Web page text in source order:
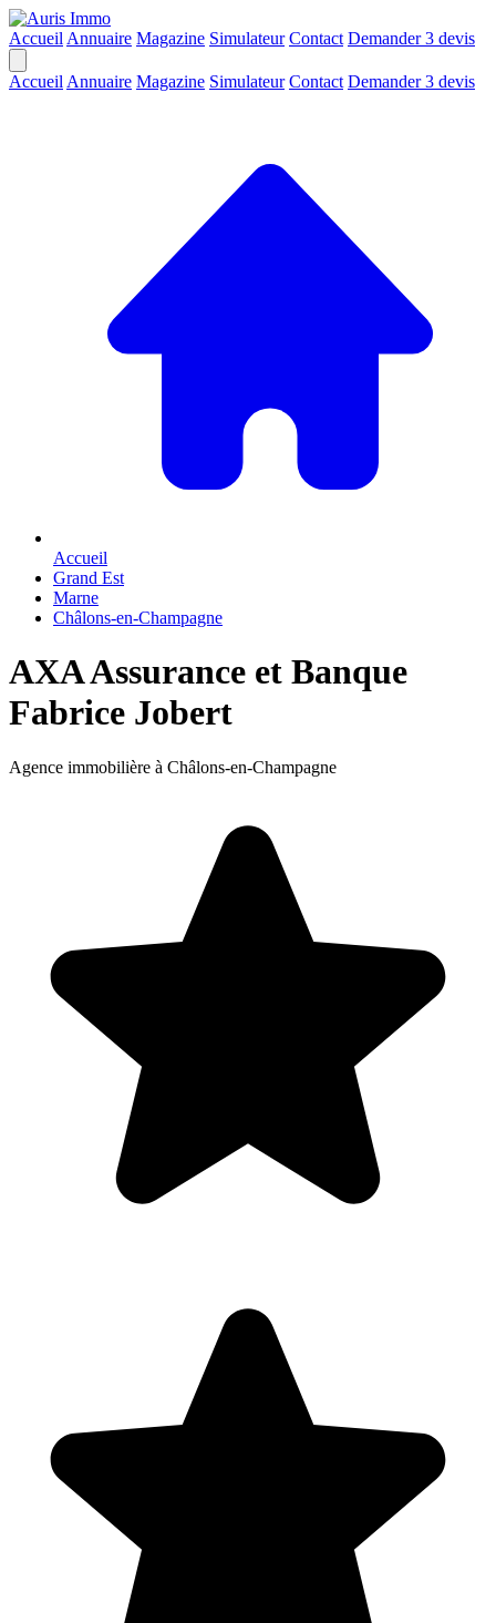
Accueil Annuaire Magazine Simulateur Contact Demander 3 devis
Accueil Annuaire Magazine Simulateur Contact Demander 3 devis
Accueil
Grand Est
Marne
Châlons-en-Champagne
AXA Assurance et Banque
Fabrice Jobert
Agence immobilière à Châlons-en-Champagne